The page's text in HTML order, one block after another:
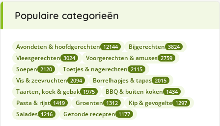
Populaire categorieën
Avondeten & hoofdgerechten 12144 Bijgerechten 3824
Vleesgerechten 3024 Voorgerechten & amuses 2759
Soepen 2120 Toetjes & nagerechten 2115
Vis & zeevruchten 2094 Borrelhapjes & tapas 2015
Taarten, koek & gebak 1975 BBQ & buiten koken 1434
Pasta & rijst 1419 Groenten 1312 Kip & gevogelte 1297
Salades 1216 Gezonde recepten 1177